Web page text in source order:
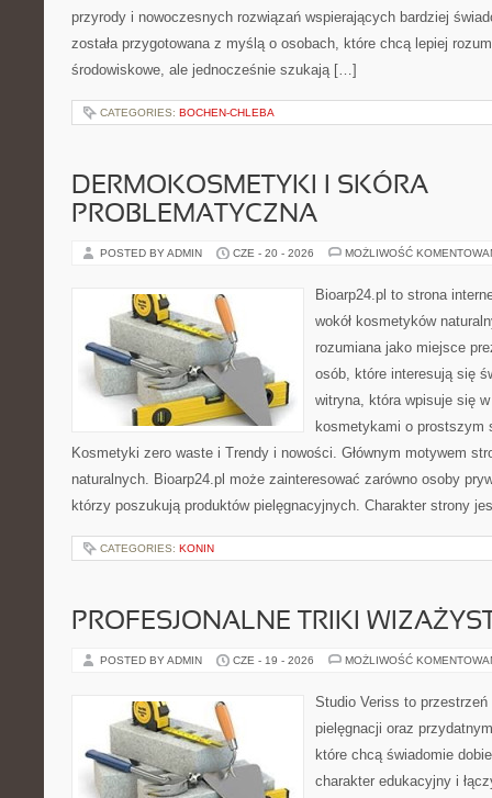
przyrody i nowoczesnych rozwiązań wspierających bardziej
została przygotowana z myślą o osobach, które chcą lepiej
środowiskowe, ale jednocześnie szukają […]
CATEGORIES: BOCHEN-CHLEBA
DERMOKOSMETYKI I SKÓRA
PROBLEMATYCZNA
POSTED BY ADMIN CZE - 20 - 2026 MOŻLIWOŚĆ
Bioarp24.pl to strona
wokół kosmetyków
rozumiana jako miejsce
osób, które interesują się
witryna, która wpisuje się
kosmetykami o prostszym
Kosmetyki zero waste i Trendy i nowości. Głównym motywem
naturalnych. Bioarp24.pl może zainteresować zarówno osoby
którzy poszukują produktów pielęgnacyjnych. Charakter strony
CATEGORIES: KONIN
PROFESJONALNE TRIKI
POSTED BY ADMIN CZE - 19 - 2026 MOŻLIWOŚĆ
Studio Veriss to
pielęgnacji oraz
które chcą świadomie
charakter edukacyjny i